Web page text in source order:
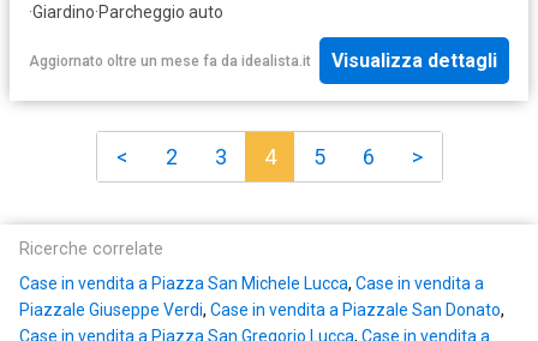
·Giardino·Parcheggio auto
Aggiornato oltre un mese fa da idealista.it Visualizza dettagli
< 2 3 4 5 6 >
Ricerche correlate
Case in vendita a Piazza San Michele Lucca, Case in vendita a
Piazzale Giuseppe Verdi, Case in vendita a Piazzale San Donato,
Case in vendita a Piazza San Gregorio Lucca, Case in vendita a